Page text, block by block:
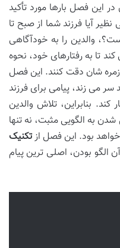
این فصل بارها مورد تأکید
آیا فرزند شما از صبح تا
والدین را به خودآگاهی
تا به رفتارهای خود، نحوه
شان دقت کنند. این فصل
سر می زند، پیامی برای فرزند
کند. بنابراین، تلاش والدین
به الگویی مثبت، نه تنها
خواهد بود. این فصل ازتکنیک
الگو بودن، اصلی ترین پیام